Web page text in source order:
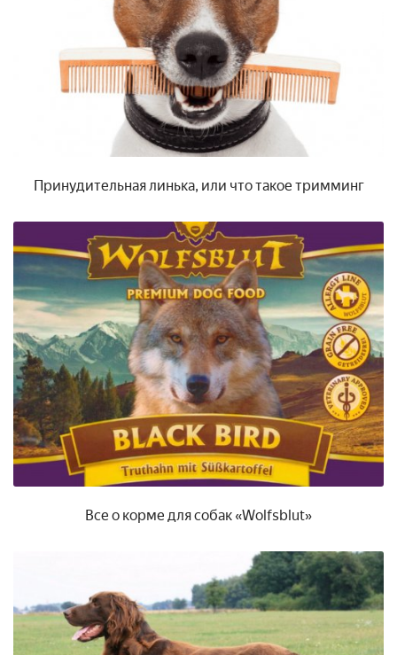
Принудительная линька, или что такое тримминг
Все о корме для собак «Wolfsblut»